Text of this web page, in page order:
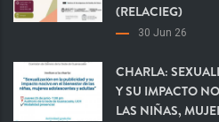
(RELACIEG)
30 Jun 26
CHARLA:
Y SU IMPACTO
LAS NIÑAS,